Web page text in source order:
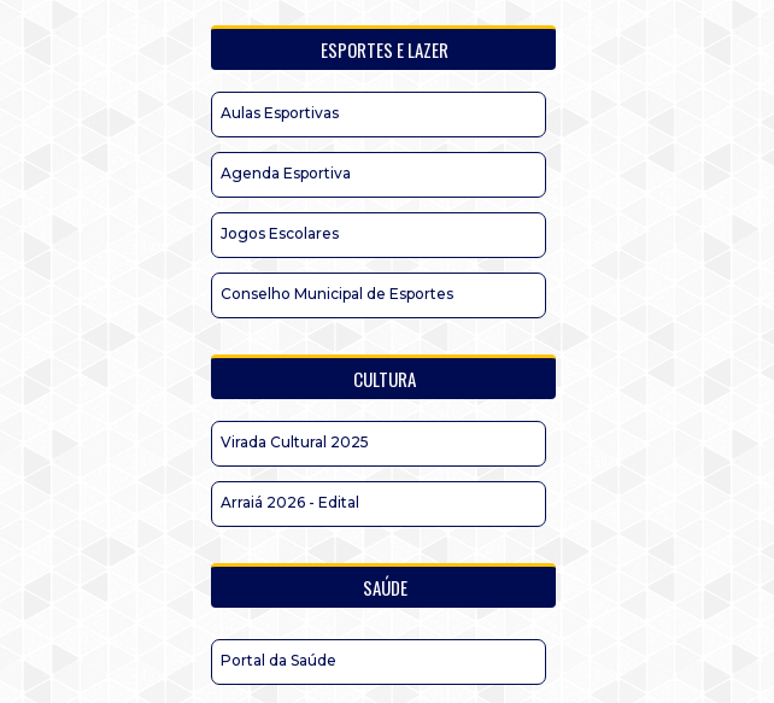
ESPORTES E LAZER
Aulas Esportivas
Agenda Esportiva
Jogos Escolares
Conselho Municipal de Esportes
CULTURA
Virada Cultural 2025
Arraiá 2026 - Edital
SAÚDE
Portal da Saúde